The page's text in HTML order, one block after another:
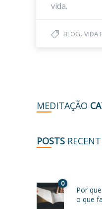
vida.
BLOG, VIDA
MEDITAÇÃO
POSTS
0
Por
o que